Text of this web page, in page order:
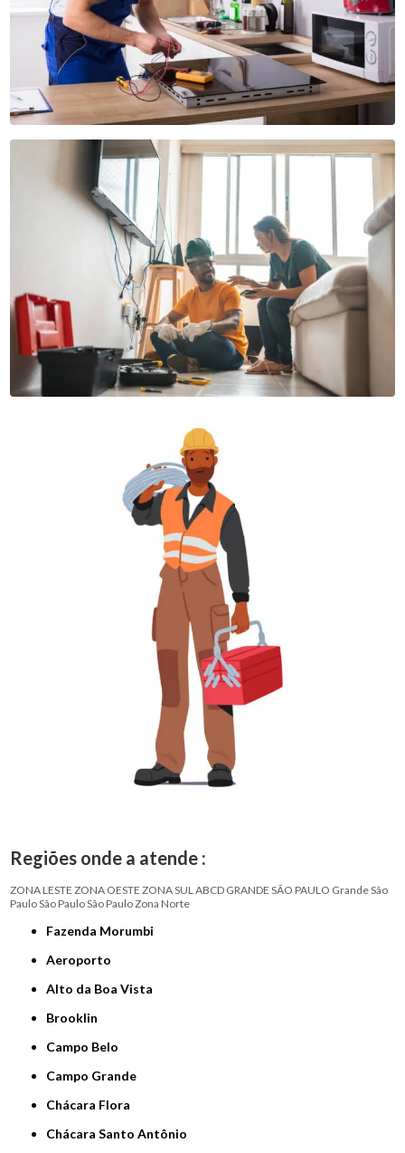
Regiões onde a atende :
ZONA LESTE ZONA OESTE ZONA SULABCD GRANDE SÃO PAULO Grande São
PauloSão PauloSão PauloZona Norte
Fazenda Morumbi
Aeroporto
Alto da Boa Vista
Brooklin
Campo Belo
Campo Grande
Chácara Flora
Chácara Santo Antônio